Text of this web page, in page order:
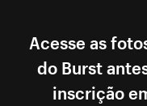
Acesse as
do Burst
inscrição